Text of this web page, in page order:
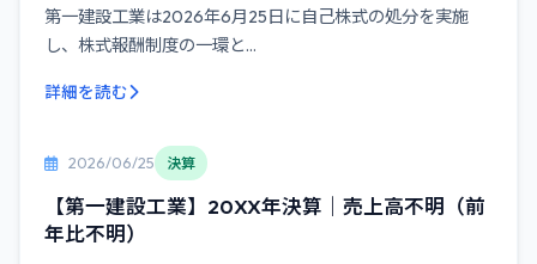
第一建設工業は2026年6月25日に自己株式の処分を実施
し、株式報酬制度の一環と...
詳細を読む
2026/06/25 決算
【第一建設工業】20XX年決算｜売上高不明（前
年比不明）